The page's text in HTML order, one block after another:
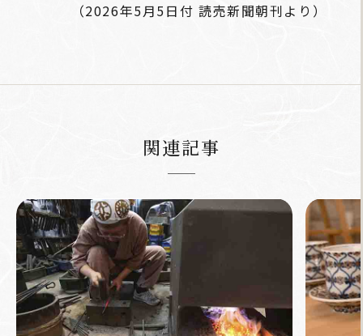
（2026年5月5日付 読売新聞朝刊より）
関連記事